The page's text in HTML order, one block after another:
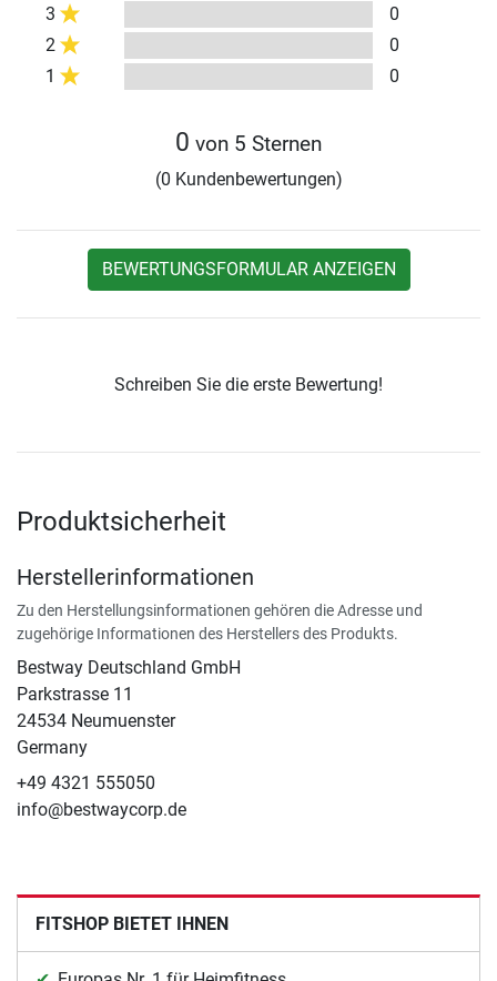
3
0
2
0
1
0
0 von 5 Sternen
(0 Kundenbewertungen)
BEWERTUNGSFORMULAR ANZEIGEN
Schreiben Sie die erste Bewertung!
Produktsicherheit
Herstellerinformationen
Zu den Herstellungsinformationen gehören die Adresse und
zugehörige Informationen des Herstellers des Produkts.
Bestway Deutschland GmbH
Parkstrasse 11
24534 Neumuenster
Germany
+49 4321 555050
info@bestwaycorp.de
FITSHOP BIETET IHNEN